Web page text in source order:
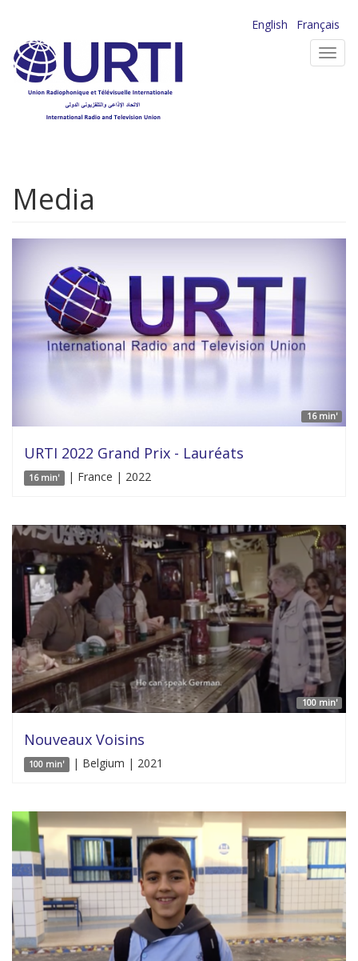
contenu
principal
English
Français
Media
16 min'
URTI 2022 Grand Prix - Lauréats
16 min' | France | 2022
100 min'
Nouveaux Voisins
100 min' | Belgium | 2021